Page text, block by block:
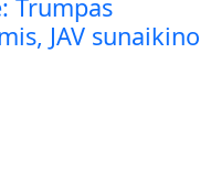
Trumpas
JAV sunaikino